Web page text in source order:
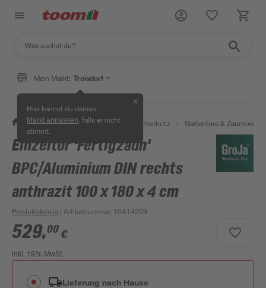
Mein Markt: Troisdorf
Hier kannst du deinen
Markt anpassen , falls er nicht
stimmt.
✕
/ Garten & Freizeit / Zäune & Sichtschutz / Gartentore & Zauntore
Einzeltor 'Fertigzaun'
BPC/Aluminium DIN rechts
anthrazit 100 x 180 x 4 cm
Produktdetails | Artikelnummer: 10414209
529,00 €
inkl. 19% MwSt.
Lieferung nach Hause